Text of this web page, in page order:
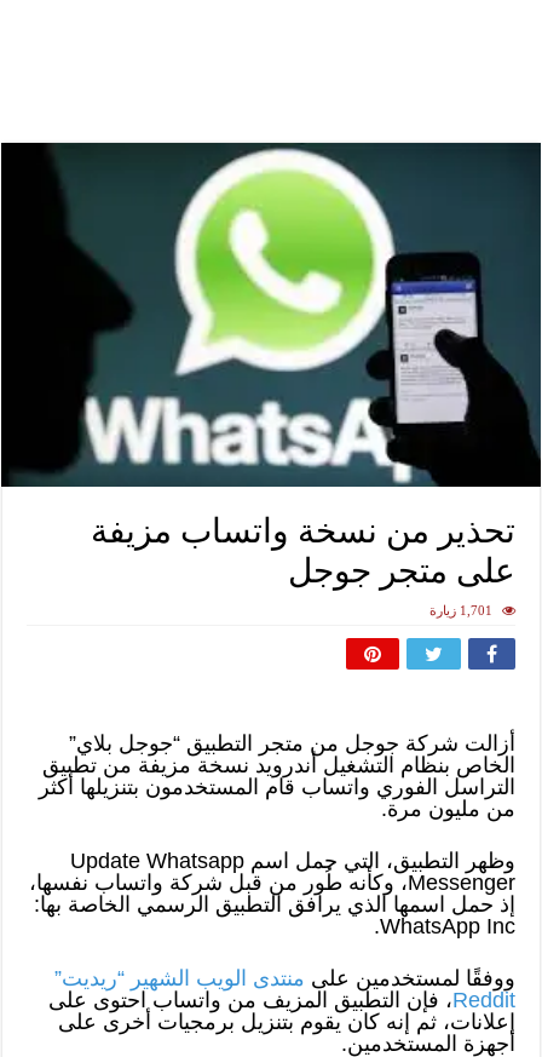
تحذير من نسخة واتساب مزيفة
على متجر جوجل
1,701 زيارة
أزالت شركة جوجل من متجر التطبيق “جوجل بلاي”
الخاص بنظام التشغيل أندرويد نسخة مزيفة من تطبيق
التراسل الفوري واتساب قام المستخدمون بتنزيلها أكثر
من مليون مرة.
وظهر التطبيق، التي حمل اسم Update Whatsapp
Messenger، وكأنه طُور من قبل شركة واتساب نفسها،
إذ حمل اسمها الذي يرافق التطبيق الرسمي الخاصة بها:
WhatsApp Inc.
ووفقًا لمستخدمين على منتدى الويب الشهير “ريديت”
Reddit، فإن التطبيق المزيف من واتساب احتوى على
إعلانات، ثم إنه كان يقوم بتنزيل برمجيات أخرى على
أجهزة المستخدمين.